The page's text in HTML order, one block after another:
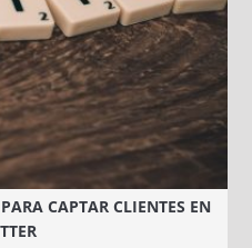
CAPTAR CLIENTES EN